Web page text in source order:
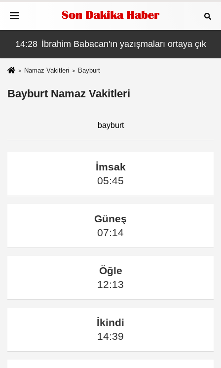
SORUNU MU VAR?
kaldı
14:28 İbrahim Babacan'ın yazışmaları ortaya çıktı:
Namaz Vakitleri Bayburt
Bayburt Namaz Vakitleri
bayburt
İmsak
05:45
Güneş
07:14
Öğle
12:13
İkindi
14:39